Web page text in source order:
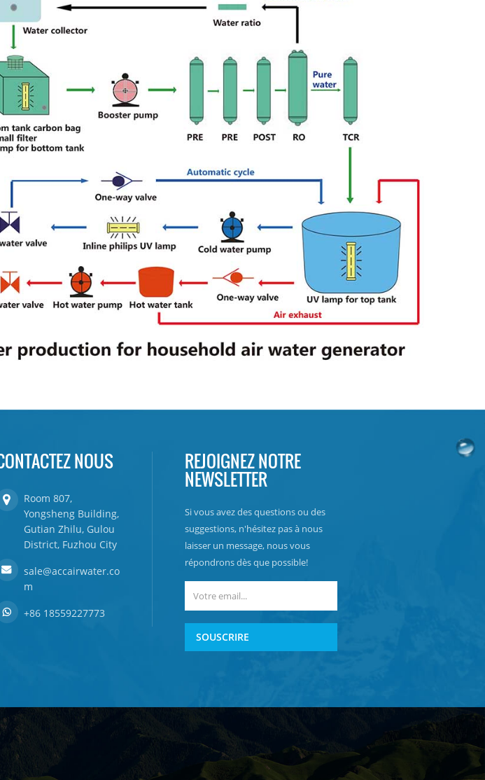
NOUS
Room 807,
Yongsheng Building,
Gutian Zhilu, Gulou
District, Fuzhou City
sale@accairwater.co
m
+86 18559227773
REJOIGNEZ NOTRE
NEWSLETTER
Si vous avez des questions ou des
suggestions, n'hésitez pas à nous
laisser un message, nous vous
répondrons dès que possible!
SOUSCRIRE